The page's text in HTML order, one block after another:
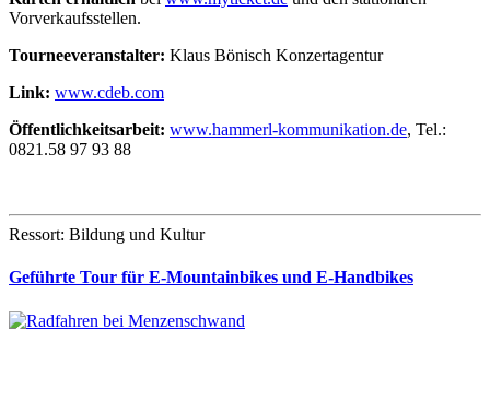
Vorverkaufsstellen.
Tourneeveranstalter: Klaus Bönisch Konzertagentur
Link: www.cdeb.com
Öffentlichkeitsarbeit: www.hammerl-kommunikation.de, Tel.:
0821.58 97 93 88
Ressort: Bildung und Kultur
Geführte Tour für E-Mountainbikes und E-Handbikes